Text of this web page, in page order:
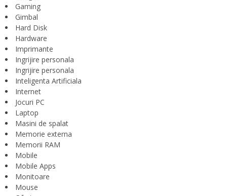
Gaming
Gimbal
Hard Disk
Hardware
Imprimante
Ingrijire personala
Ingrijire personala
Inteligenta Artificiala
Internet
Jocuri PC
Laptop
Masini de spalat
Memorie externa
Memorii RAM
Mobile
Mobile Apps
Monitoare
Mouse